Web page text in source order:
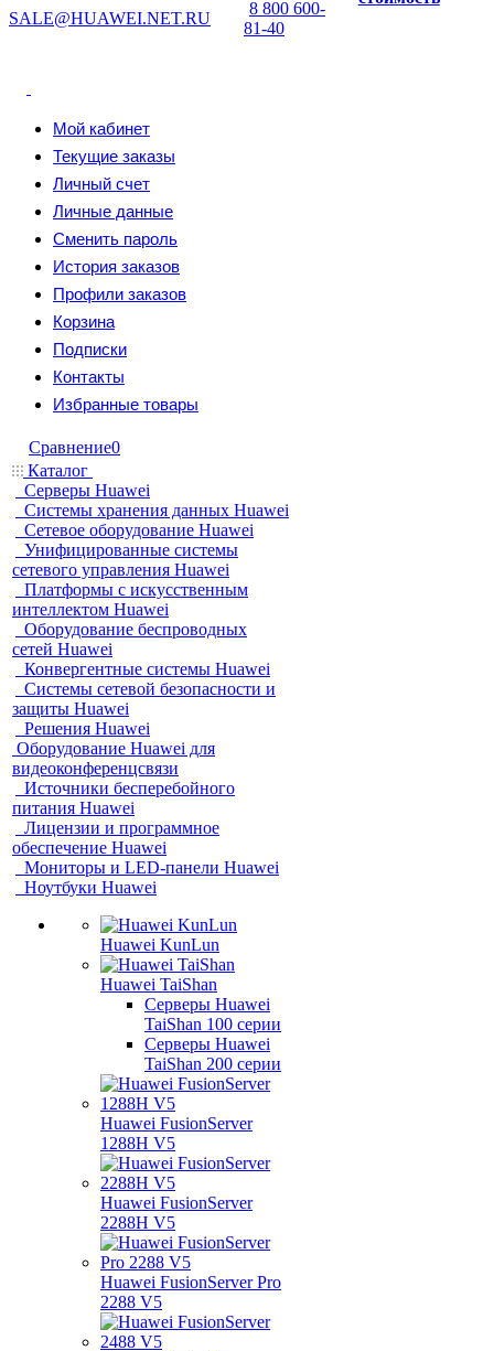
SALE@HUAWEI.NET.RU
8 800 600-
81-40
Мой кабинет
Текущие заказы
Личный счет
Личные данные
Сменить пароль
История заказов
Профили заказов
Корзина
Подписки
Контакты
Избранные товары
Сравнение0
Каталог
Серверы Huawei
Системы хранения данных Huawei
Сетевое оборудование Huawei
Унифицированные системы
сетевого управления Huawei
Платформы с искусственным
интеллектом Huawei
Оборудование беспроводных
сетей Huawei
Конвергентные системы Huawei
Системы сетевой безопасности и
защиты Huawei
Решения Huawei
Оборудование Huawei для
видеоконференцсвязи
Источники бесперебойного
питания Huawei
Лицензии и программное
обеспечение Huawei
Мониторы и LED-панели Huawei
Ноутбуки Huawei
Huawei KunLun
Huawei TaiShan
Серверы Huawei
TaiShan 100 серии
Серверы Huawei
TaiShan 200 серии
Huawei FusionServer
1288H V5
Huawei FusionServer
2288H V5
Huawei FusionServer Pro
2288 V5